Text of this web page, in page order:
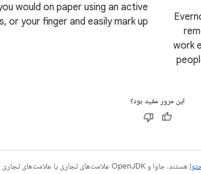
work
would on paper using an active
or your finger and easily mark up
این مرور مفید بود؟